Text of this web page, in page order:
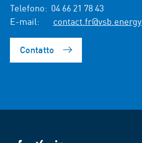
Telefono: 04 66 21 78 43
E-mail:
contact.fr@vsb.energy
Contatto